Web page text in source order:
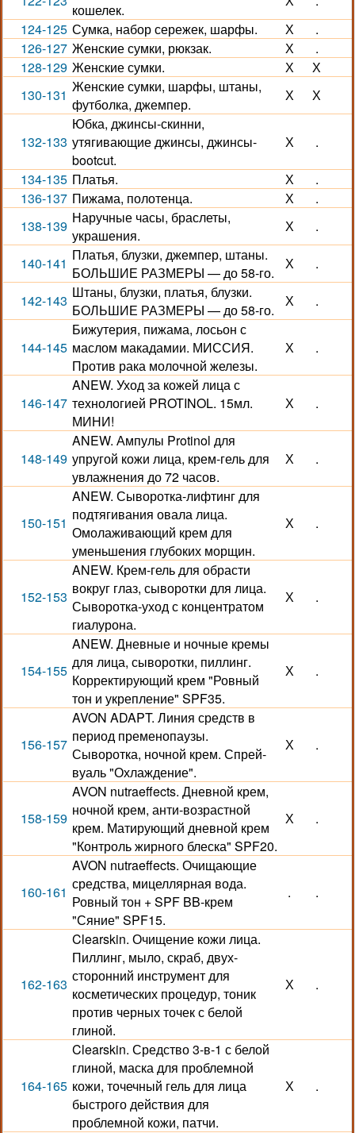
кошелек.
124-125 Сумка, набор сережек, шарфы. Х
.
126-127 Женские сумки, рюкзак. Х
.
128-129 Женские сумки. Х
Х
130-131 Женские сумки, шарфы, штаны,
футболка, джемпер.
Х Х
132-133
Юбка, джинсы-скинни,
утягивающие джинсы, джинсы-
bootcut.
Х .
134-135 Платья. Х
.
136-137 Пижама, полотенца. Х
.
138-139 Наручные часы, браслеты,
украшения.
Х .
140-141 Платья, блузки, джемпер, штаны.
БОЛЬШИЕ РАЗМЕРЫ — до 58-го.
Х .
142-143 Штаны, блузки, платья, блузки.
БОЛЬШИЕ РАЗМЕРЫ — до 58-го.
Х .
144-145
Бижутерия, пижама, лосьон с
маслом макадамии. МИССИЯ.
Против рака молочной железы.
Х .
146-147
ANEW. Уход за кожей лица с
технологией PROTINOL. 15мл.
МИНИ!
Х .
148-149
ANEW. Ампулы Protinol для
упругой кожи лица, крем-гель для
увлажнения до 72 часов.
Х .
150-151
ANEW. Сыворотка-лифтинг для
подтягивания овала лица.
Омолаживающий крем для
уменьшения глубоких морщин.
Х .
152-153
ANEW. Крем-гель для обрасти
вокруг глаз, сыворотки для лица.
Сыворотка-уход с концентратом
гиалурона.
Х .
154-155
ANEW. Дневные и ночные кремы
для лица, сыворотки, пиллинг.
Корректирующий крем "Ровный
тон и укрепление" SPF35.
Х .
156-157
AVON ADAPT. Линия средств в
период пременопаузы.
Сыворотка, ночной крем. Спрей-
вуаль "Охлаждение".
Х .
158-159
AVON nutraeffects. Дневной крем,
ночной крем, анти-возрастной
крем. Матирующий дневной крем
"Контроль жирного блеска" SPF20.
Х .
160-161
AVON nutraeffects. Очищающие
средства, мицеллярная вода.
Ровный тон + SPF BB-крем
"Сяние" SPF15.
. .
162-163
Clearskin. Очищение кожи лица.
Пиллинг, мыло, скраб, двух-
сторонний инструмент для
косметических процедур, тоник
против черных точек с белой
глиной.
Х .
164-165
Clearskin. Средство 3-в-1 с белой
глиной, маска для проблемной
кожи, точечный гель для лица
быстрого действия для
проблемной кожи, патчи.
Х .